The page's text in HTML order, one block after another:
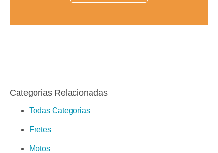
Categorias Relacionadas
Todas Categorias
Fretes
Motos